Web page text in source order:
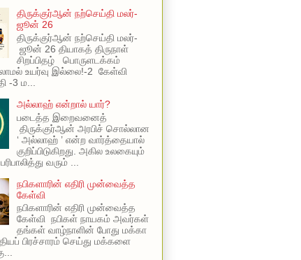
திருக்குர்ஆன் நற்செய்தி மலர்-
ஜூன் 26
திருக்குர்ஆன் நற்செய்தி மலர்-
ஜூன் 26 தியாகத் திருநாள்
சிறப்பிதழ் பொருளடக்கம்
உயர்வு இல்லை!-2 கேள்வி
-3 ம...
அல்லாஹ் என்றால் யார்?
படைத்த இறைவனைத்
திருக்குர்ஆன் அரபிச் சொல்லான
‘ அல்லாஹ் ’ என்ற வார்த்தையால்
குறிப்பிடுகிறது. அகில உலகையும்
வரும் ...
நபிகளாரின் எதிரி முன்வைத்த
கேள்வி
நபிகளாரின் எதிரி முன்வைத்த
கேள்வி நபிகள் நாயகம் அவர்கள்
தங்கள் வாழ்நாளின் போது மக்கா
பிரச்சாரம் செய்து மக்களை